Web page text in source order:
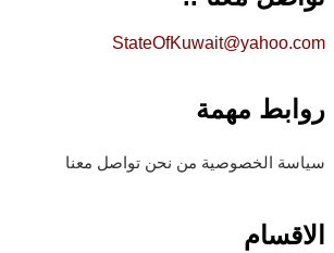
StateOfKuwait@yahoo.com
روابط مهمة
سياسة الخصوصية من نحن تواصل معنا
الاقسام